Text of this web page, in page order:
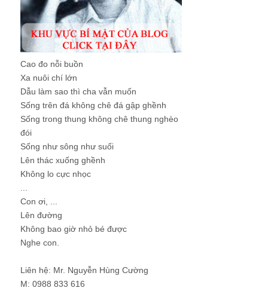
Cao đo nỗi buồn
Xa nuôi chí lớn
Dẫu làm sao thì cha vẫn muốn
Sống trên đá không chê đá gập ghềnh
Sống trong thung không chê thung nghèo
đói
Sống như sông như suối
Lên thác xuống ghềnh
Không lo cực nhọc
Con ơi, ...
Lên đường
Không bao giờ nhỏ bé được
Nghe con.
Liên hệ: Mr. Nguyễn Hùng Cường
M: 0988 833 616